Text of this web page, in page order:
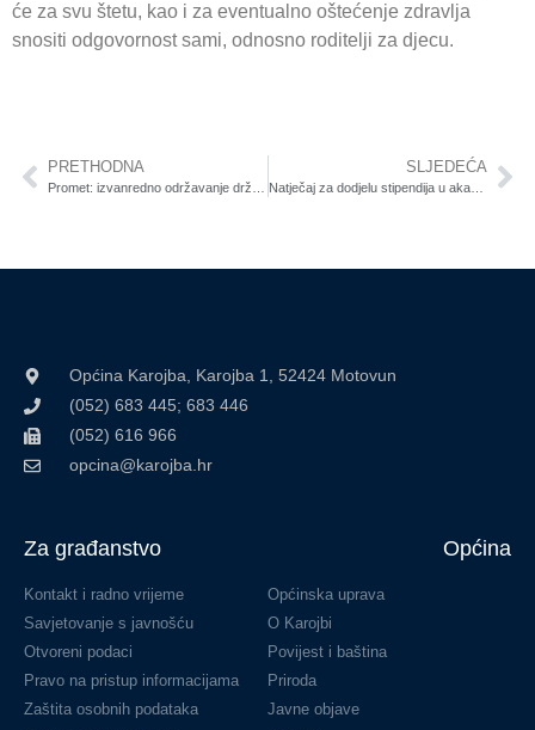
će za svu štetu, kao i za eventualno oštećenje zdravlja
snositi odgovornost sami, odnosno roditelji za djecu.
PRETHODNA
Promet: izvanredno održavanje državne ceste DC44
SLJEDEĆA
Natječaj za dodjelu stipendija u akademskoj 2023./2024. godini
Općina Karojba, Karojba 1, 52424 Motovun
(052) 683 445; 683 446
(052) 616 966
opcina@karojba.hr
Za građanstvo
Kontakt i radno vrijeme
Savjetovanje s javnošću
Otvoreni podaci
Pravo na pristup informacijama
Zaštita osobnih podataka
Općina
Općinska uprava
O Karojbi
Povijest i baština
Priroda
Javne objave